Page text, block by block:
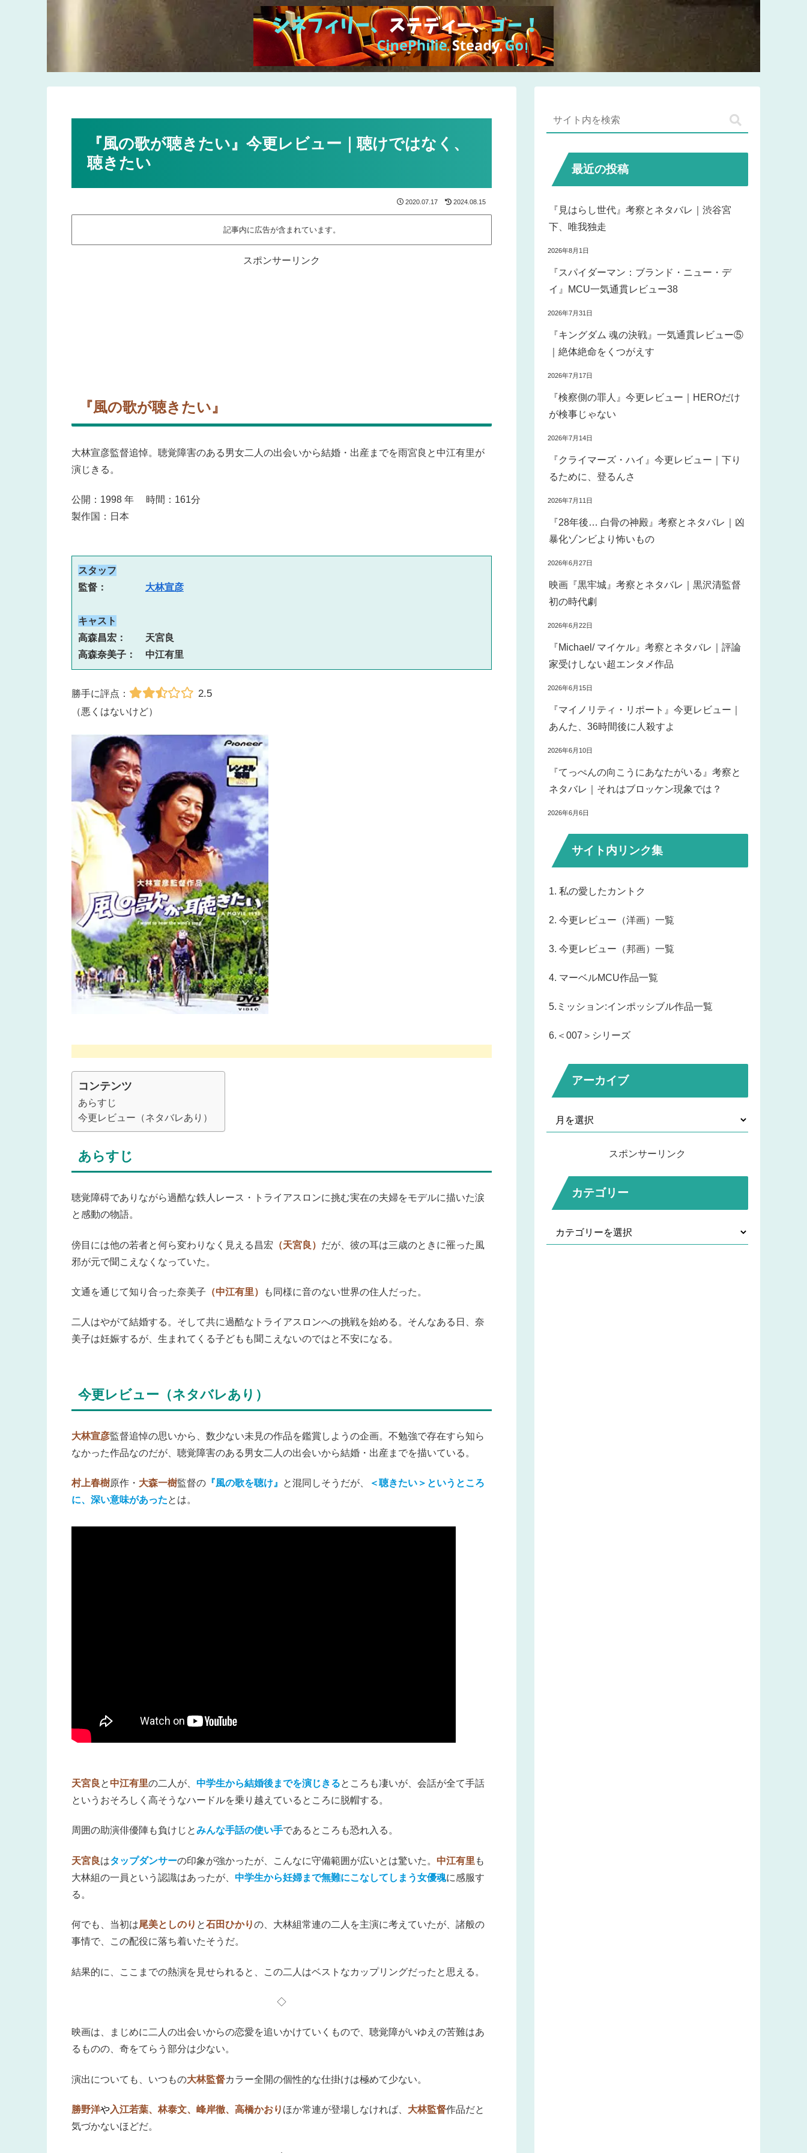
『風の歌が聴きたい』今更レビュー｜聴けではなく、
聴きたい
2020.07.17 2024.08.15
記事内に広告が含まれています。
スポンサーリンク
『風の歌が聴きたい』
大林宣彦監督追悼。聴覚障害のある男女二人の出会いから結婚・出産までを雨宮良と中江有里が
演じきる 。
公開：1998 年 時間：161分
製作国：日本
スタッフ
監督： 大林宣彦
キャスト
高森昌宏：　　天宮良
高森奈美子：　中江有里
勝手に評点： 2.5
（悪くはないけど）
コンテンツ
あらすじ
今更レビュー（ネタバレあり）
あらすじ
聴覚障碍でありながら過酷な鉄人レース・トライアスロンに挑む実在の夫婦をモデルに描いた涙
と感動の物語。
傍目には他の若者と何ら変わりなく見える昌宏 （天宮良） だが、彼の耳は三歳のときに罹った風
邪が元で聞こえなくなっていた。
文通を通じて知り合った奈美子 （中江有里） も同様に音のない世界の住人だった。
二人はやがて結婚する。そして共に過酷なトライアスロンへの挑戦を始める。そんなある日、奈
美子は妊娠するが、生まれてくる子どもも聞こえないのではと不安になる。
今更レビュー（ネタバレあり）
大林宣彦監督追悼の思いから、数少ない未見の作品を鑑賞しようの企画。不勉強で存在すら知ら
なかった作品なのだが、聴覚障害のある男女二人の出会いから結婚・出産までを描いている。
村上春樹原作・ 大森一樹監督の 『風の歌を聴け』 と混同しそうだが、
＜聴きたい＞というところ
に、深い意味があったとは。
天宮良 と中江有里の二人 が、 中学生から結婚後までを演じきるところも凄いが、会話が全て手話
というおそろしく高そうなハードルを乗り越えているところに脱帽する。
周囲の助演俳優陣も負けじとみんな手話の使い手であるところも恐れ入る。
天宮良はタップダンサーの印象が強かったが、こんなに守備範囲が広いとは驚いた。 中江有里 も
大林組の一員という認識はあったが、 中学生から妊婦まで無難にこなしてしまう女優魂に感服す
る。
何でも、当初は尾美としのり と石田ひかりの、大林組常連の二人を主演に考えていたが、諸般の
事情で、この配役に落ち着いたそうだ。
結果的に、ここまでの熱演を見せられると、この二人はベストなカップリングだったと思える。
◇
映画は、まじめに二人の出会いからの恋愛を追いかけていくもので、聴覚障がいゆえの苦難はあ
るものの、奇をてらう部分は少ない。
演出についても、いつもの大林監督カラー全開の個性的な仕掛けは極めて少ない。
勝野洋や入江若葉、林泰文、峰岸徹、高橋かおり ほか常連が登場しなければ、 大林監督作品だと
気づかないほどだ。
最近の投稿
『見はらし世代』考察とネタバレ｜渋谷宮
下、唯我独走
2026年8月1日
『スパイダーマン：ブランド・ニュー・デ
イ』MCU一気通貫レビュー38
2026年7月31日
『キングダム 魂の決戦』一気通貫レビュー⑤
｜絶体絶命をくつがえす
2026年7月17日
『検察側の罪人』今更レビュー｜HEROだけ
が検事じゃない
2026年7月14日
『クライマーズ・ハイ』今更レビュー｜下り
るために、登るんさ
2026年7月11日
『28年後… 白骨の神殿』考察とネタバレ｜凶
暴化ゾンビより怖いもの
2026年6月27日
映画『黒牢城』考察とネタバレ｜黒沢清監督
初の時代劇
2026年6月22日
『Michael/ マイケル』考察とネタバレ｜評論
家受けしない超エンタメ作品
2026年6月15日
『マイノリティ・リポート』今更レビュー｜
あんた、36時間後に人殺すよ
2026年6月10日
『てっぺんの向こうにあなたがいる』考察と
ネタバレ｜それはブロッケン現象では？
2026年6月6日
サイト内リンク集
1. 私の愛したカントク
2. 今更レビュー（洋画）一覧
3. 今更レビュー（邦画）一覧
4. マーベルMCU作品一覧
5.ミッション:インポッシブル作品一覧
6.＜007＞シリーズ
アーカイブ
スポンサーリンク
カテゴリー